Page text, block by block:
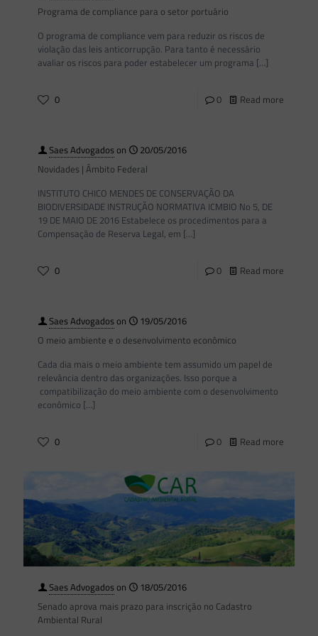
Programa de compliance para o setor portuário
O programa de compliance vem para reduzir os riscos de
violação das leis anticorrupção. Para tanto é necessário
avaliar os riscos para poder estabelecer um programa […]
0 0 Read more
Saes Advogadoson
20/05/2016
Novidades | Âmbito Federal
INSTITUTO CHICO MENDES DE CONSERVAÇÃO DA
BIODIVERSIDADE INSTRUÇÃO NORMATIVA ICMBIO No 5, DE
19 DE MAIO DE 2016 Estabelece os procedimentos para a
Compensação de Reserva Legal, em […]
0 0 Read more
Saes Advogadoson
19/05/2016
O meio ambiente e o desenvolvimento econômico
Cada dia mais o meio ambiente tem assumido um papel de
relevância dentro das organizações. Isso porque a
compatibilização do meio ambiente com o desenvolvimento
econômico […]
0 0 Read more
Saes Advogadoson
18/05/2016
Senado aprova mais prazo para inscrição no Cadastro
Ambiental Rural